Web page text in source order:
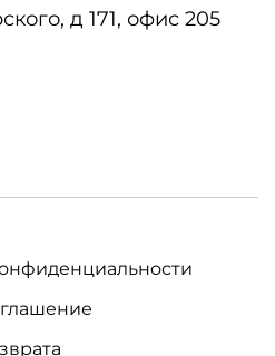
д 171, офис 205